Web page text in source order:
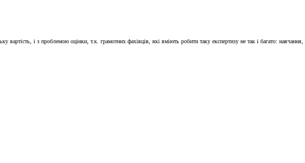
і з проблемою оцінки, т.к. грамотних фахівців, які вміють робити таку експертизу не так і багато: навчання,